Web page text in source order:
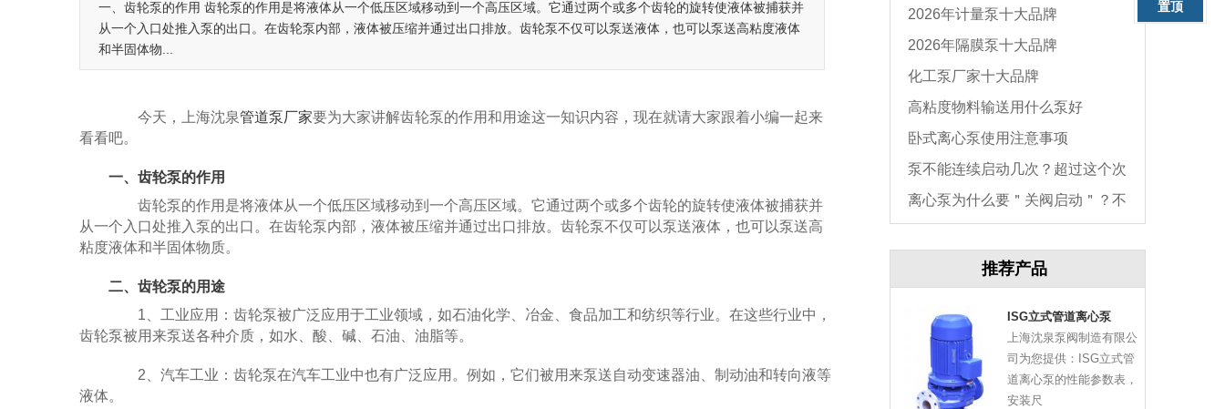
置顶
一、齿轮泵的作用 齿轮泵的作用是将液体从一个低压区域移动到一个高压区域。它通过两个或多个齿轮的旋转使液体被捕获并
从一个入口处推入泵的出口。在齿轮泵内部，液体被压缩并通过出口排放。齿轮泵不仅可以泵送液体，也可以泵送高粘度液体
和半固体物...
今天，上海沈泉管道泵厂家要为大家讲解齿轮泵的作用和用途这一知识内容，现在就请大家跟着小编一起来
看看吧。
一、齿轮泵的作用
齿轮泵的作用是将液体从一个低压区域移动到一个高压区域。它通过两个或多个齿轮的旋转使液体被捕获并
从一个入口处推入泵的出口。在齿轮泵内部，液体被压缩并通过出口排放。齿轮泵不仅可以泵送液体，也可以泵送高
粘度液体和半固体物质。
二、齿轮泵的用途
1、工业应用：齿轮泵被广泛应用于工业领域，如石油化学、冶金、食品加工和纺织等行业。在这些行业中，
齿轮泵被用来泵送各种介质，如水、酸、碱、石油、油脂等。
2、汽车工业：齿轮泵在汽车工业中也有广泛应用。例如，它们被用来泵送自动变速器油、制动油和转向液等
液体。
2026年计量泵十大品牌
2026年隔膜泵十大品牌
化工泵厂家十大品牌
高粘度物料输送用什么泵好
卧式离心泵使用注意事项
泵不能连续启动几次？超过这个次
数，电机必坏
离心泵为什么要＂关阀启动＂？不
推荐产品
ISG立式管道离心泵
上海沈泉泵阀制造有限公
司为您提供：ISG立式管
道离心泵的性能参数表，
安装尺